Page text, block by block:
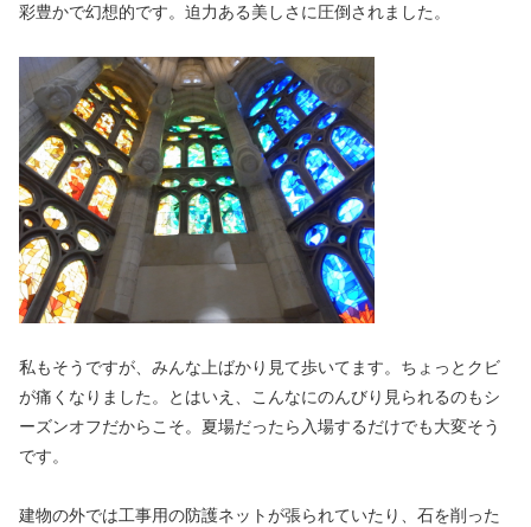
彩豊かで幻想的です。迫力ある美しさに圧倒されました。
私もそうですが、みんな上ばかり見て歩いてます。ちょっとクビ
が痛くなりました。とはいえ、こんなにのんびり見られるのもシ
ーズンオフだからこそ。夏場だったら入場するだけでも大変そう
です。
建物の外では工事用の防護ネットが張られていたり、石を削った